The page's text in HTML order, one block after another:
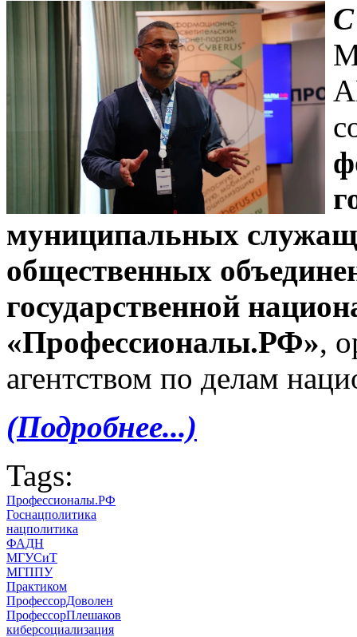
С
муниципальных
общественных
государственной
«Профессионалы.РФ»,
агентством по делам
(Подробнее...)
Tags:
Профессионалы.РФ
Госнацполитика
нацполитика
ФАДН
МГУСиТ
МГППУ
Практиком
ПрофессорДоволен
ПрофессорПлешаков
киберсоциализация